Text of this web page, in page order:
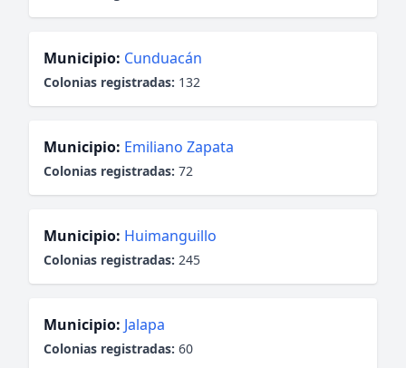
Municipio: Cunduacán
Colonias registradas: 132
Municipio: Emiliano Zapata
Colonias registradas: 72
Municipio: Huimanguillo
Colonias registradas: 245
Municipio: Jalapa
Colonias registradas: 60